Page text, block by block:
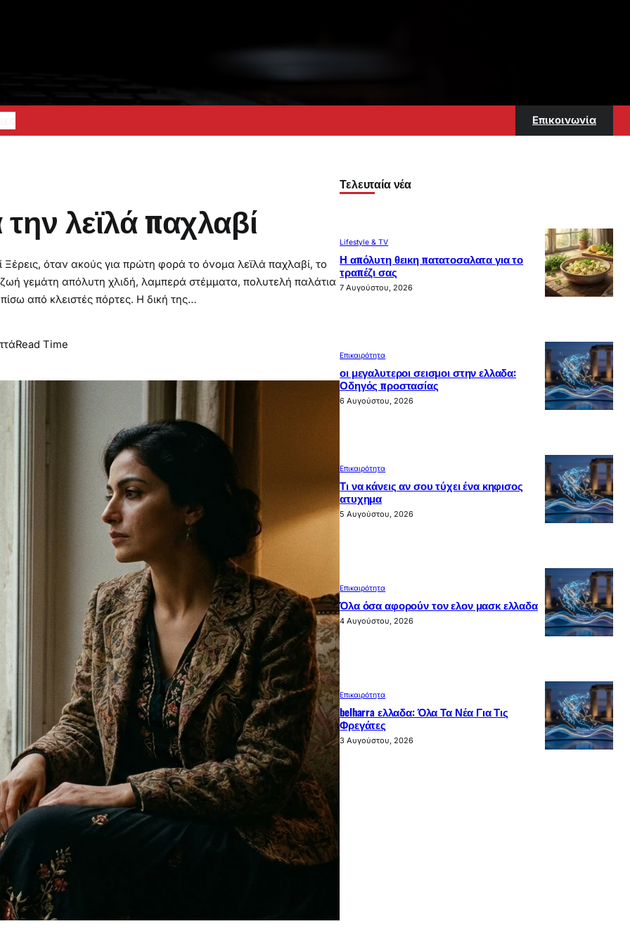
Επικοινωνία
λεϊλά παχλαβί
όταν ακούς για πρώτη φορά το όνομα λεϊλά παχλαβί, το
γεμάτη απόλυτη χλιδή, λαμπερά στέμματα, πολυτελή παλάτια
από κλειστές πόρτες. Η δική της…
Read Time
Τελευταία νέα
Lifestyle & TV
Η απόλυτη θεικη πατατοσαλατα για το
τραπέζι σας
7 Αυγούστου, 2026
Επικαιρότητα
οι μεγαλυτεροι σεισμοι στην ελλαδα:
Οδηγός προστασίας
6 Αυγούστου, 2026
Επικαιρότητα
Τι να κάνεις αν σου τύχει ένα κηφισος
ατυχημα
5 Αυγούστου, 2026
Επικαιρότητα
Όλα όσα αφορούν τον ελον μασκ ελλαδα
4 Αυγούστου, 2026
Επικαιρότητα
belharra ελλαδα: Όλα Τα Νέα Για Τις
Φρεγάτες
3 Αυγούστου, 2026